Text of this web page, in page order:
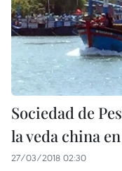
Sociedad de
la veda china
27/03/2018 02:30